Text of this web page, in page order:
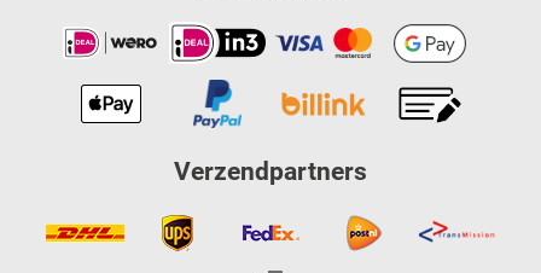
Verzendpartners